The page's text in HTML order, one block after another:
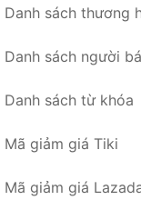
Danh sách thương
Danh sách người
Danh sách từ khóa
Mã giảm giá Tiki
Mã giảm giá